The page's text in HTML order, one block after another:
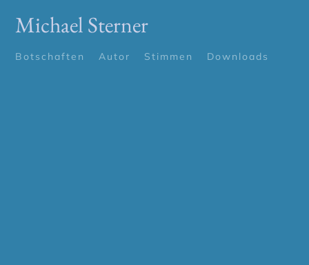
Michael Sterner
Botschaften Autor Stimmen Downloads